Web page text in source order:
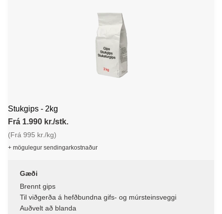
Stukgips - 2kg
Frá 1.990 kr./stk.
(Frá 995 kr./kg)
+ mögulegur sendingarkostnaður
Gæði
Brennt gips
Til viðgerða á hefðbundna gifs- og múrsteinsveggi
Auðvelt að blanda